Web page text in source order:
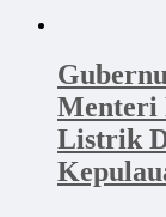
Menteri
Listrik